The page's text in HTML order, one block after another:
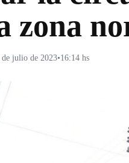
zona
de julio de 2023•16:14 hs